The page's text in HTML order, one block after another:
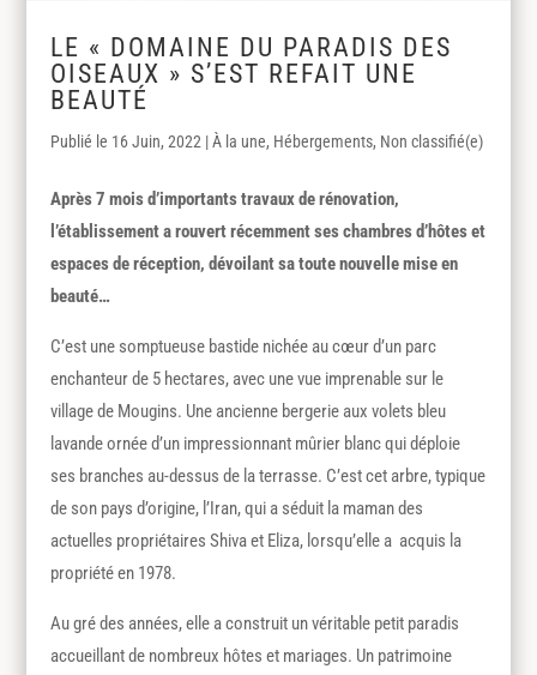
LE « DOMAINE DU PARADIS DES
OISEAUX » S’EST REFAIT UNE
BEAUTÉ
16 Juin, 2022 |À la une, Hébergements, Non classifié(e)
Après 7 mois d’importants travaux de rénovation,
l’établissement a rouvert récemment ses chambres d’hôtes et
espaces de réception, dévoilant sa toute nouvelle mise en
beauté…
C’est une somptueuse bastide nichée au cœur d’un parc
enchanteur de 5 hectares, avec une vue imprenable sur le
village de Mougins. Une ancienne bergerie aux volets bleu
lavande ornée d’un impressionnant mûrier blanc qui déploie
ses branches au-dessus de la terrasse. C’est cet arbre, typique
de son pays d’origine, l’Iran, qui a séduit la maman des
actuelles propriétaires Shiva et Eliza, lorsqu’elle a acquis la
propriété en 1978.
Au gré des années, elle a construit un véritable petit paradis
accueillant de nombreux hôtes et mariages. Un patrimoine